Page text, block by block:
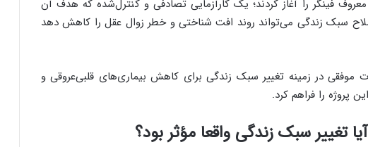
مطالعه معروف فینگر را آغاز کردند؛ یک کارآزمایی تصادفی و کنترل‌شده که هدف آن
سبک زندگی می‌تواند روند افت شناختی و خطر زوال عقل را کاهش دهد
موفقی در زمینه تغییر سبک زندگی برای کاهش بیماری‌های قلبی‌عروقی و
پروژه را فراهم کرد.
تغییر سبک زندگی واقعا مؤثر بود؟